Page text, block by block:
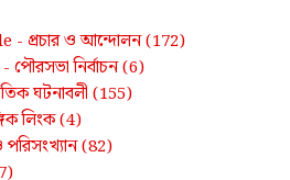
- প্রচার ও আন্দোলন(172)
পৌরসভা নির্বাচন(6)
ঘটনাবলী (155)
লিংক(4)
(82)